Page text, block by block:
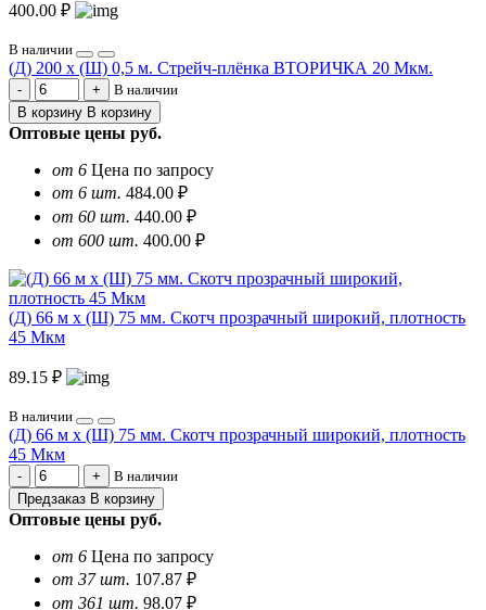
400.00 ₽
В наличии
(Д) 200 х (Ш) 0,5 м. Стрейч-плёнка ВТОРИЧКА 20 Мкм.
В наличии
В корзину В корзину
Оптовые цены руб.
от 6 Цена по запросу
от 6 шт. 484.00 ₽
от 60 шт. 440.00 ₽
от 600 шт. 400.00 ₽
(Д) 66 м х (Ш) 75 мм. Скотч прозрачный широкий, плотность
45 Мкм
89.15 ₽
В наличии
(Д) 66 м х (Ш) 75 мм. Скотч прозрачный широкий, плотность
45 Мкм
В наличии
Предзаказ В корзину
Оптовые цены руб.
от 6 Цена по запросу
от 37 шт. 107.87 ₽
от 361 шт. 98.07 ₽